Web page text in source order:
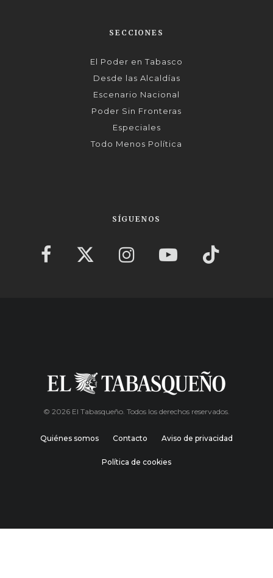
SECCIONES
El Poder en Tabasco
Desde las Alcaldías
Escenario Nacional
Poder Sin Fronteras
Especiales
Todo Menos Política
SÍGUENOS
© 2026 El Tabasqueño. Todos los derechos reservados.
Quiénes somos Contacto Aviso de privacidad
Política de cookies